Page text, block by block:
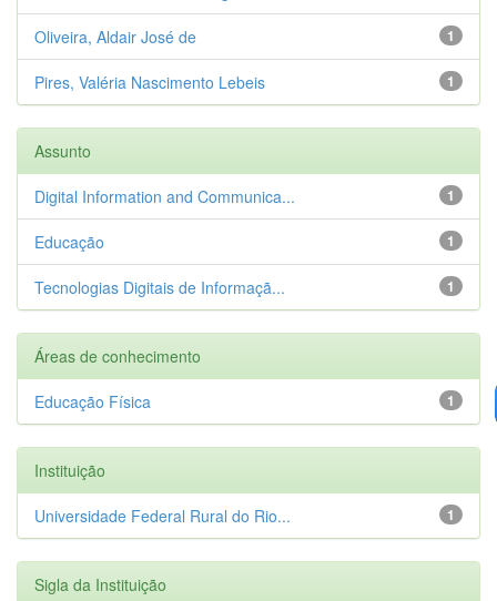
1
Oliveira, Aldair José de
1
Pires, Valéria Nascimento Lebeis
Assunto
1
Digital Information and Communica...
1
Educação
1
Tecnologias Digitais de Informaçã...
Áreas de conhecimento
1
Educação Física
Instituição
1
Universidade Federal Rural do Rio...
Sigla da Instituição